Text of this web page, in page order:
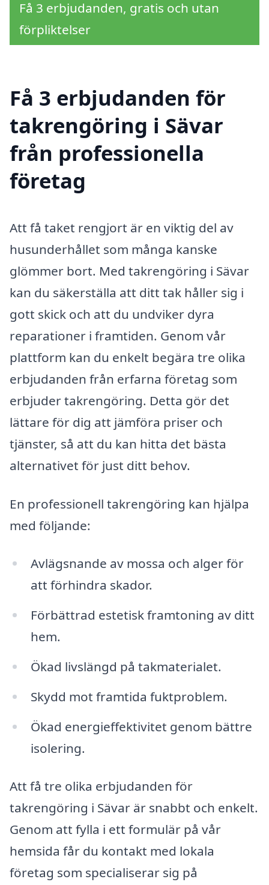
Få 3 erbjudanden, gratis och utan
förpliktelser
Få 3 erbjudanden för
takrengöring i Sävar
från professionella
företag
Att få taket rengjort är en viktig del av
husunderhållet som många kanske
glömmer bort. Med takrengöring i Sävar
kan du säkerställa att ditt tak håller sig i
gott skick och att du undviker dyra
reparationer i framtiden. Genom vår
plattform kan du enkelt begära tre olika
erbjudanden från erfarna företag som
erbjuder takrengöring. Detta gör det
lättare för dig att jämföra priser och
tjänster, så att du kan hitta det bästa
alternativet för just ditt behov.
En professionell takrengöring kan hjälpa
med följande:
Avlägsnande av mossa och alger för
att förhindra skador.
Förbättrad estetisk framtoning av ditt
hem.
Ökad livslängd på takmaterialet.
Skydd mot framtida fuktproblem.
Ökad energieffektivitet genom bättre
isolering.
Att få tre olika erbjudanden för
takrengöring i Sävar är snabbt och enkelt.
Genom att fylla i ett formulär på vår
hemsida får du kontakt med lokala
företag som specialiserar sig på